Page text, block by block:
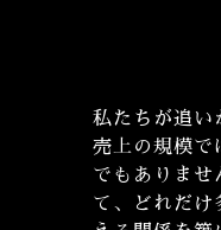
私たちが追い
売上の規模で
でもありま
て、どれだけ